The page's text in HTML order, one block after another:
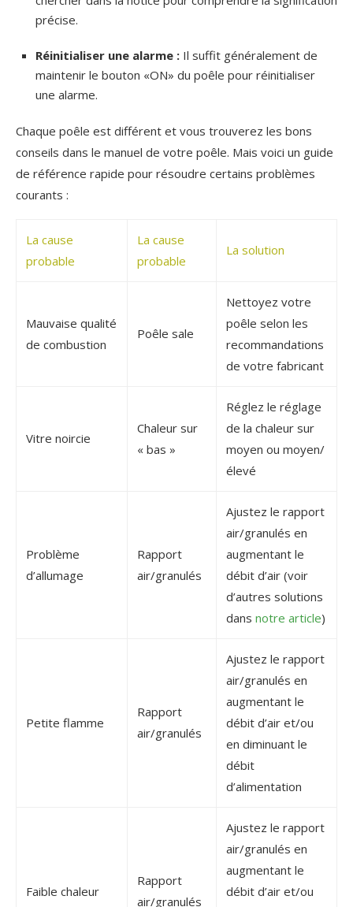
précise.
Réinitialiser une alarme : Il suffit généralement de
maintenir le bouton «ON» du poêle pour réinitialiser
une alarme.
Chaque poêle est différent et vous trouverez les bons
conseils dans le manuel de votre poêle. Mais voici un guide
de référence rapide pour résoudre certains problèmes
courants :
La cause
probable
La cause
probable
La solution
Mauvaise qualité
de combustion
Poêle sale
Nettoyez votre
poêle selon les
recommandations
de votre fabricant
Vitre noircie
Chaleur sur
« bas »
Réglez le réglage
de la chaleur sur
moyen ou moyen/
élevé
Problème
d’allumage
Rapport
air/granulés
Ajustez le rapport
air/granulés en
augmentant le
débit d’air (voir
d’autres solutions
dans notre article)
Petite flamme
Rapport
air/granulés
Ajustez le rapport
air/granulés en
augmentant le
débit d’air et/ou
en diminuant le
débit
d’alimentation
Faible chaleur
Rapport
air/granulés
Ajustez le rapport
air/granulés en
augmentant le
débit d’air et/ou